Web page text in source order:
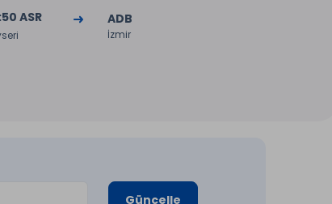
ASR ADB
İzmir
Güncelle